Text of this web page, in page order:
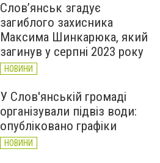
Слов’янськ згадує
загиблого захисника
Максима Шинкарюка, який
загинув у серпні 2023 року
НОВИНИ
У Слов'янській громаді
організували підвіз води:
опубліковано графіки
НОВИНИ